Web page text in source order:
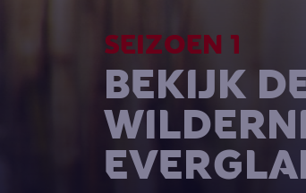
SEIZOEN 1
BEKIJK